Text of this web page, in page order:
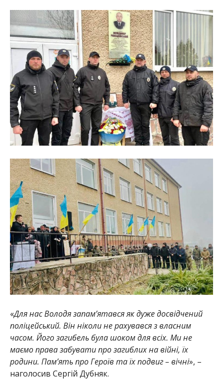
«Для нас Володя запам’ятався як дуже досвідчений
поліцейський. Він ніколи не рахувався з власним
часом. Його загибель була шоком для всіх. Ми не
маємо права забувати про загиблих на війні, їх
родини. Пам’ять про Героїв та їх подвиг – вічні», –
наголосив Сергій Дубняк.